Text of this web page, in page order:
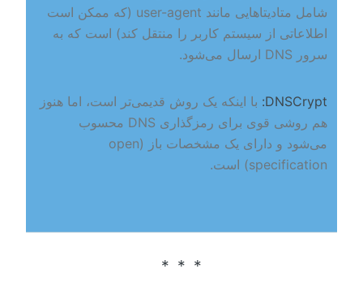
شامل متادیتاهایی مانند user-agent (که ممکن است
اطلاعاتی از سیستم کاربر را منتقل کند) است که به
سرور DNS ارسال می‌شود.
DNSCrypt: با اینکه یک روش قدیمی‌تر است، اما هنوز
هم روشی قوی برای رمزگذاری DNS محسوب
می‌شود و دارای یک مشخصات باز (open
specification) است.